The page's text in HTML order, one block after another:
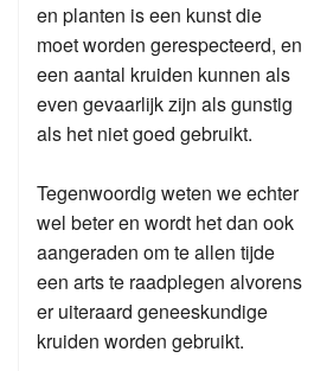
en planten is een kunst die
moet worden gerespecteerd, en
een aantal kruiden kunnen als
even gevaarlijk zijn als gunstig
als het niet goed gebruikt.
Tegenwoordig weten we echter
wel beter en wordt het dan ook
aangeraden om te allen tijde
een arts te raadplegen alvorens
er uiteraard geneeskundige
kruiden worden gebruikt.